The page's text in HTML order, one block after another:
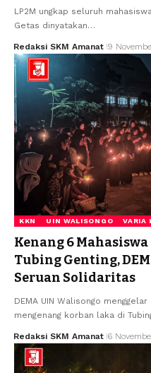
LP2M ungkap seluruh
Getas dinyatakan…
Redaksi SKM Amanat 9
KKN UIN WALISONGO VARIA
Kenang 6
Tubing Genting,
Seruan Solidaritas
DEMA UIN Walisongo
mengenang korban laka di
Redaksi SKM Amanat 6